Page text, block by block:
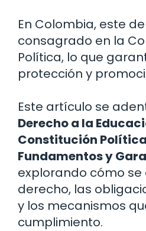
En Colombia, este
consagrado en la
Política, lo que
protección y
Este artículo se
Derecho a la
Constitución
Fundamentos y
explorando cómo
derecho, las
y los mecanismos
cumplimiento.